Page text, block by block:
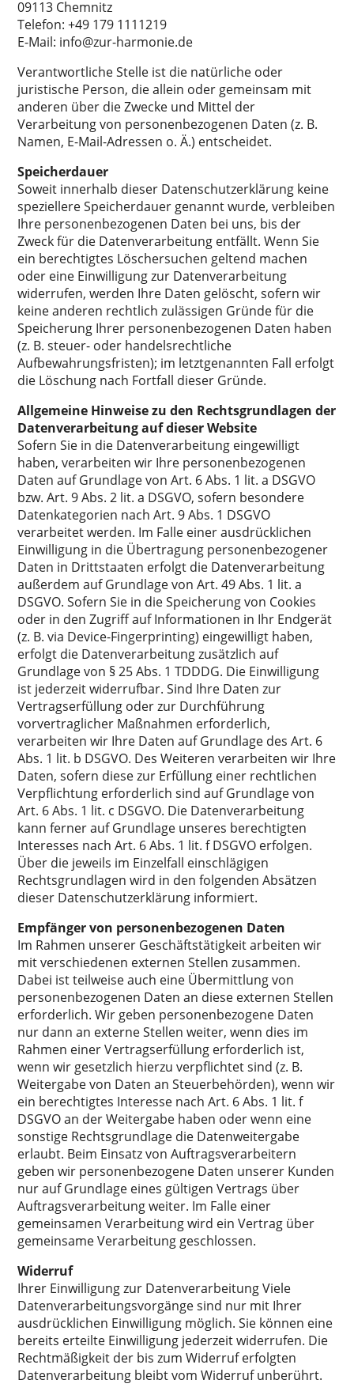
09113 Chemnitz
Telefon: +49 179 1111219
E-Mail: info@zur-harmonie.de
Verantwortliche Stelle ist die natürliche oder
juristische Person, die allein oder gemeinsam mit
anderen über die Zwecke und Mittel der
Verarbeitung von personenbezogenen Daten (z. B.
Namen, E-Mail-Adressen o. Ä.) entscheidet.
Speicherdauer
Soweit innerhalb dieser Datenschutzerklärung keine
speziellere Speicherdauer genannt wurde, verbleiben
Ihre personenbezogenen Daten bei uns, bis der
Zweck für die Datenverarbeitung entfällt. Wenn Sie
ein berechtigtes Löschersuchen geltend machen
oder eine Einwilligung zur Datenverarbeitung
widerrufen, werden Ihre Daten gelöscht, sofern wir
keine anderen rechtlich zulässigen Gründe für die
Speicherung Ihrer personenbezogenen Daten haben
(z. B. steuer- oder handelsrechtliche
Aufbewahrungsfristen); im letztgenannten Fall erfolgt
die Löschung nach Fortfall dieser Gründe.
Allgemeine Hinweise zu den Rechtsgrundlagen der
Datenverarbeitung auf dieser Website
Sofern Sie in die Datenverarbeitung eingewilligt
haben, verarbeiten wir Ihre personenbezogenen
Daten auf Grundlage von Art. 6 Abs. 1 lit. a DSGVO
bzw. Art. 9 Abs. 2 lit. a DSGVO, sofern besondere
Datenkategorien nach Art. 9 Abs. 1 DSGVO
verarbeitet werden. Im Falle einer ausdrücklichen
Einwilligung in die Übertragung personenbezogener
Daten in Drittstaaten erfolgt die Datenverarbeitung
außerdem auf Grundlage von Art. 49 Abs. 1 lit. a
DSGVO. Sofern Sie in die Speicherung von Cookies
oder in den Zugriff auf Informationen in Ihr Endgerät
(z. B. via Device-Fingerprinting) eingewilligt haben,
erfolgt die Datenverarbeitung zusätzlich auf
Grundlage von § 25 Abs. 1 TDDDG. Die Einwilligung
ist jederzeit widerrufbar. Sind Ihre Daten zur
Vertragserfüllung oder zur Durchführung
vorvertraglicher Maßnahmen erforderlich,
verarbeiten wir Ihre Daten auf Grundlage des Art. 6
Abs. 1 lit. b DSGVO. Des Weiteren verarbeiten wir Ihre
Daten, sofern diese zur Erfüllung einer rechtlichen
Verpflichtung erforderlich sind auf Grundlage von
Art. 6 Abs. 1 lit. c DSGVO. Die Datenverarbeitung
kann ferner auf Grundlage unseres berechtigten
Interesses nach Art. 6 Abs. 1 lit. f DSGVO erfolgen.
Über die jeweils im Einzelfall einschlägigen
Rechtsgrundlagen wird in den folgenden Absätzen
dieser Datenschutzerklärung informiert.
Empfänger von personenbezogenen Daten
Im Rahmen unserer Geschäftstätigkeit arbeiten wir
mit verschiedenen externen Stellen zusammen.
Dabei ist teilweise auch eine Übermittlung von
personenbezogenen Daten an diese externen Stellen
erforderlich. Wir geben personenbezogene Daten
nur dann an externe Stellen weiter, wenn dies im
Rahmen einer Vertragserfüllung erforderlich ist,
wenn wir gesetzlich hierzu verpflichtet sind (z. B.
Weitergabe von Daten an Steuerbehörden), wenn wir
ein berechtigtes Interesse nach Art. 6 Abs. 1 lit. f
DSGVO an der Weitergabe haben oder wenn eine
sonstige Rechtsgrundlage die Datenweitergabe
erlaubt. Beim Einsatz von Auftragsverarbeitern
geben wir personenbezogene Daten unserer Kunden
nur auf Grundlage eines gültigen Vertrags über
Auftragsverarbeitung weiter. Im Falle einer
gemeinsamen Verarbeitung wird ein Vertrag über
gemeinsame Verarbeitung geschlossen.
Widerruf
Ihrer Einwilligung zur Datenverarbeitung Viele
Datenverarbeitungsvorgänge sind nur mit Ihrer
ausdrücklichen Einwilligung möglich. Sie können eine
bereits erteilte Einwilligung jederzeit widerrufen. Die
Rechtmäßigkeit der bis zum Widerruf erfolgten
Datenverarbeitung bleibt vom Widerruf unberührt.